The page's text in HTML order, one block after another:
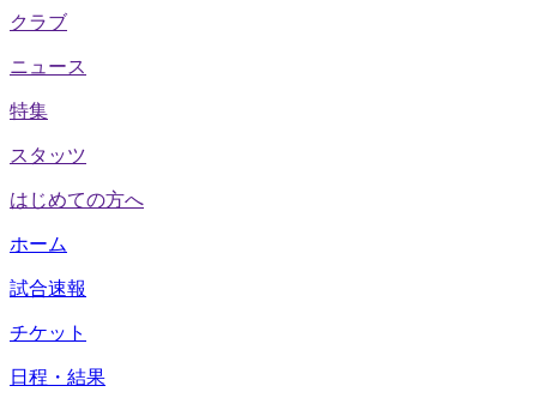
クラブ
ニュース
特集
スタッツ
はじめての方へ
ホーム
試合速報
チケット
日程・結果